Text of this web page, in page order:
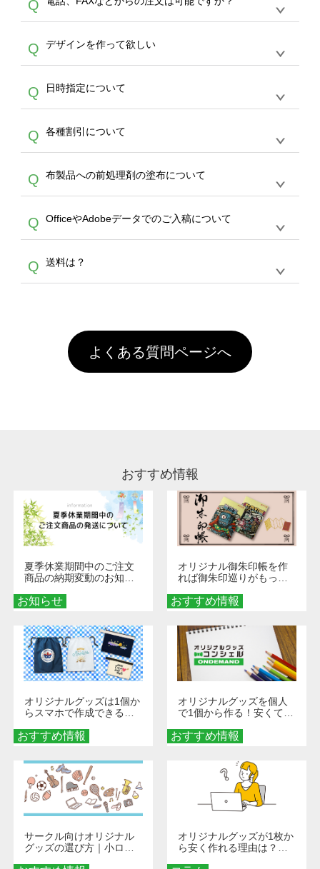
は、サポートが担当するエコバッグコンシェル
やタンブラーコンシェルをご利用ください。製
作する数量が多ければ多いほど、オンデマンド
サービスよりも低価格で製作することが可能で
す。
ドできるデータ形式は、JPG / PNG / AI / PSD /
PDF 形式になります。データの最大サイズ
写真などもアップロード可能です。使用できな
い画像はエラーになります。（※ Illustratorか
らの直接入稿には対応していません。AIで保存
し、デザインツールからアップロードして下さ
い）
Q
A
文のみ受け付けております。30個以上のご製
作をお考えの方は、サポートが担当するエコバ
スをご利用頂ければ、電話やFAX、メールなど
でご注文が可能です。
Q デザインを作って欲しい
A
を作って欲しい。などの場合は、製作数量が
30個以上であれば、サポート担当が、デザイ
バッグコンシェル
サー
ビスをご利用ください。(※ 30個以下の場合
は、デザインツールをご利用ください)
Q 日時指定について
A
ん。発送後18時以降に配送業者・伝票番号を
メールでお知らせいたしますので、直接配送業
者にご連絡いただき調整をお願い致します。
Q 各種割引について
A
カート内で自動的に割引(最大50%)が適用され
ます。 【付与ポイント】購入金額の1％が1ポ
イントとして付与され、次回ご注文時に1ポイ
ント＝1円としてお使いいただけます。ポイン
トは発送完了の翌日に付与され、次回ご注文時
からご利用頂けます。ポイントの有効期限は一
年間です。【会員ランク】過去10カ月のご注
文回数により会員ランク割引(最大5%)が適用
頂いても、ログインがされていなければ、ラン
クにカウントがされません。
Q 布製品への前処理剤の塗布について
A
意点（前処理剤）】カラー生地（Tシャツのホ
ワイト、トートバッグのナチュラル、ホワイト
といって、プリントを定着させるための処理剤
を塗布しており、短納期・低価格で商品をお届
害な性質で、水洗いで落とすことが可能です。
お手数ですが、お客様ご自身にて着用前に落と
していただけますようお願いいたします。※1
通常注文・直送機能でのご注文に関わらず、前
Q OfficeやAdobeデータでのご入稿について
A
ません。いずれのデータも該当デザインのみ画
像(JPEG,PNG,GIF,PDF)に変換、またはAdobe
Q 送料は？
引」などによるお値引きで4,000円未満になる
場合は送料がかかりますので、ご注意くださ
い。
よくある質問ページへ
おすすめ情報
お知らせ
夏季休業期間中のご注文
商品の納期変動のお知ら
おすすめ情報
オリジナル御朱印帳を作
れば御朱印巡りがもっと
ダーメイドする魅力と選
び方
おすすめ情報
オリジナルグッズは1個か
らスマホで作成できる！
くなる巾着＆ポーチ活用
術
おすすめ情報
オリジナルグッズを個人
で1個から作る！安くて簡
秘訣
サークル向けオリジナル
グッズの選び方｜小ロッ
オリジナルグッズが1枚か
ら安く作れる理由は？オ